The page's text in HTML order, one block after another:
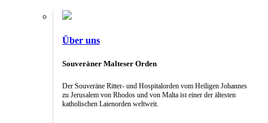
Über uns
Souveräner Malteser Orden
Der Souveräne Ritter- und Hospitalorden vom Heiligen Johannes
zu Jerusalem von Rhodos und von Malta ist einer der ältesten
katholischen Laienorden weltweit.